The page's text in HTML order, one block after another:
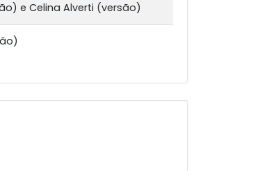
e Celina Alverti (versão)